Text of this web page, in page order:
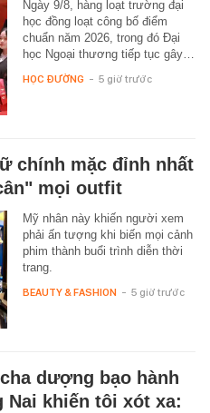
Ngày 9/8, hàng loạt trường đại
học đồng loạt công bố điểm
chuẩn năm 2026, trong đó Đại
học Ngoại thương tiếp tục gây…
HỌC ĐƯỜNG - 5 giờ trước
chính mặc đỉnh nhất
mọi outfit
Mỹ nhân này khiến người xem
phải ấn tượng khi biến mọi cảnh
phim thành buổi trình diễn thời
trang.
BEAUTY & FASHION - 5 giờ trước
dượng bạo hành
Nai khiến tôi xót xa: